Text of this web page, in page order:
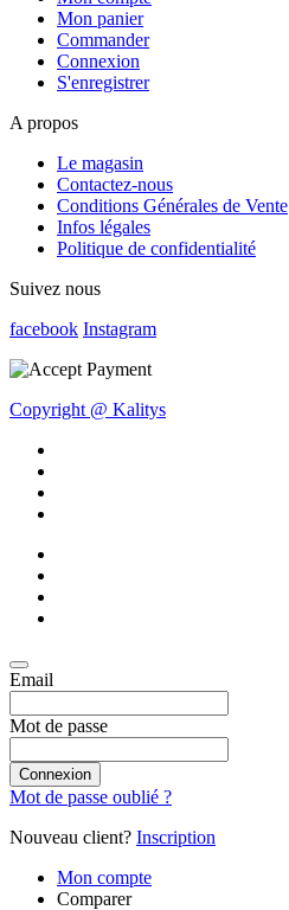
Mon panier
Commander
Connexion
S'enregistrer
A propos
Le magasin
Contactez-nous
Conditions Générales de Vente
Infos légales
Politique de confidentialité
Suivez nous
facebook Instagram
Copyright @ Kalitys
Email
Mot de passe
Connexion
Mot de passe oublié ?
Nouveau client? Inscription
Mon compte
Comparer